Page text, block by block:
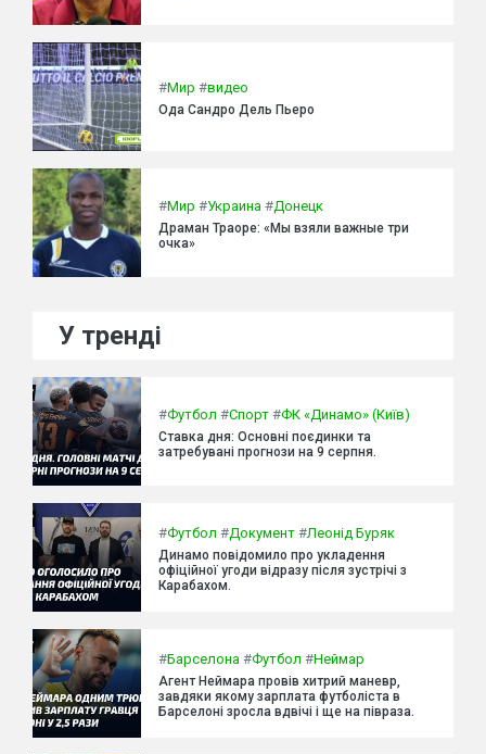
#Мир #видео
Ода Сандро Дель Пьеро
#Мир #Украина #Донецк
Драман Траоре: «Мы взяли важные три
очка»
У тренді
#Футбол #Спорт #ФК «Динамо» (Київ)
Ставка дня: Основні поєдинки та
затребувані прогнози на 9 серпня.
#Футбол #Документ #Леонід Буряк
Динамо повідомило про укладення
офіційної угоди відразу після зустрічі з
Карабахом.
#Барселона #Футбол #Неймар
Агент Неймара провів хитрий маневр,
завдяки якому зарплата футболіста в
Барселоні зросла вдвічі і ще на півраза.